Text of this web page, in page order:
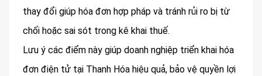
thay đổi giúp hóa đơn hợp pháp và tránh rủi ro bị từ
chối hoặc sai sót trong kê khai thuế.
Lưu ý các điểm này giúp doanh nghiệp triển khai hóa
đơn điện tử tại Thanh Hóa hiệu quả, bảo vệ quyền lợi